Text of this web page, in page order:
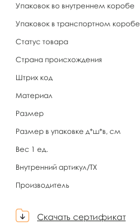
Упаковок во внутреннем коробе
Упаковок в транспортном коробе
Статус товара
Страна происхождения
Штрих код
Материал
Размер
Размер в упаковке д*ш*в, см
Вес 1 ед.
Внутренний артикул/TX
Производитель
Скачать сертификат